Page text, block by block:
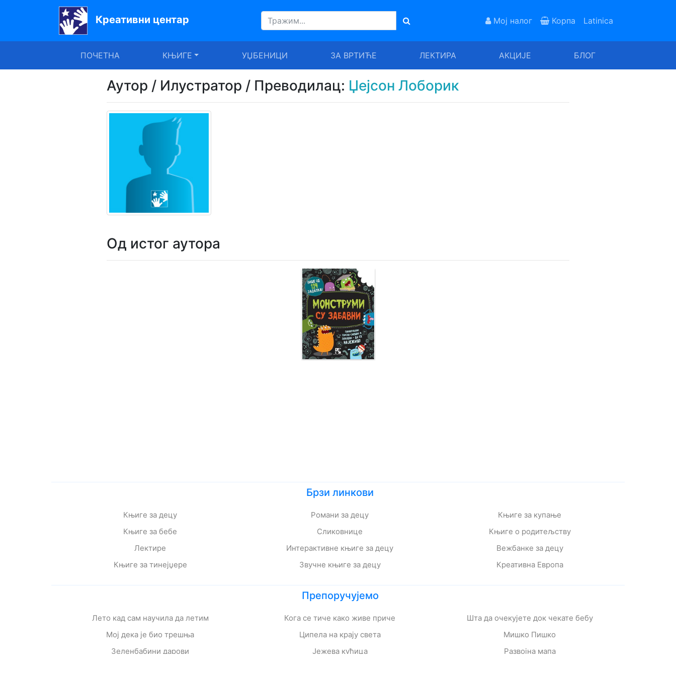
Креативни центар Мој налог Корпа Latinica
ПОЧЕТНА КЊИГЕ УЏБЕНИЦИ ЗА ВРТИЋЕ ЛЕКТИРА АКЦИЈЕ БЛОГ
Почетна
Аутор / Илустратор / Преводилац: Џејсон Лоборик
Од истог аутора
Брзи линкови
Књиге за децу
Књиге за бебе
Лектире
Књиге за тинејџере
Романи за децу
Сликовнице
Интерактивне књиге за децу
Звучне књиге за децу
Књиге за купање
Књиге о родитељству
Вежбанке за децу
Креативна Европа
Препоручујемо
Лето кад сам научила да летим
Мој дека је био трешња
Зеленбабини дарови
Кога се тиче како живе приче
Ципела на крају света
Јежева кућица
Шта да очекујете док чекате бебу
Мишко Пишко
Развојна мапа